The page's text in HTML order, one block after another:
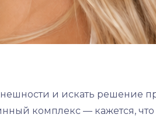
и искать решение
комплекс — кажется, что